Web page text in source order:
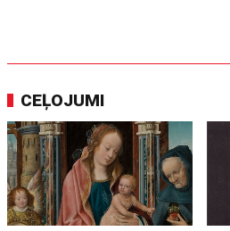
CEĻOJUMI